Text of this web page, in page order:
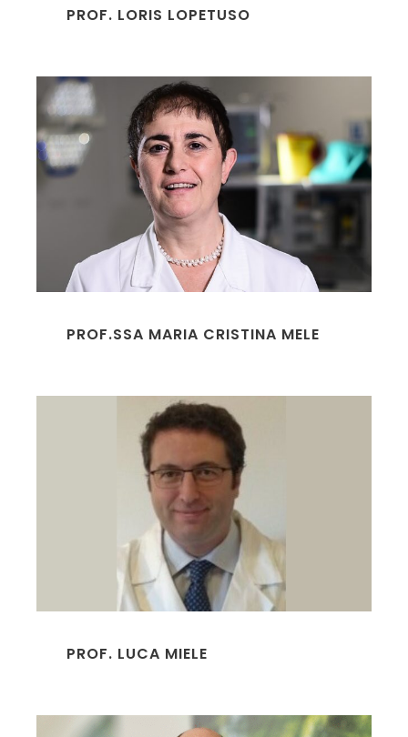
PROF. LORIS LOPETUSO
PROF.SSA MARIA CRISTINA MELE
PROF. LUCA MIELE